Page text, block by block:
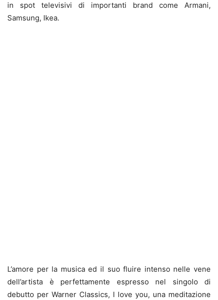
in spot televisivi di importanti brand come Armani,
Samsung, Ikea.
L’amore per la musica ed il suo fluire intenso nelle vene
dell’artista è perfettamente espresso nel singolo di
debutto per Warner Classics, I love you, una meditazione